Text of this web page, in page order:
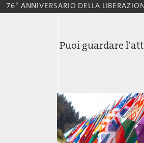
76° ANNIVERSARIO DELLA
Puoi guardare